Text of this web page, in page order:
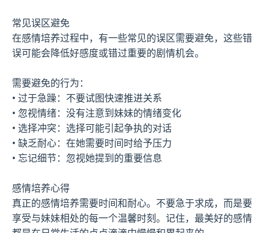
常见误区避免
在感情培养过程中，有一些常见的误区需要避免，这些错
误可能会降低好感度或错过重要的剧情机会。
需要避免的行为：
• 过于急躁：不要试图快速推进关系
• 忽视情绪：没有注意到妹妹的情绪变化
• 选择冲突：选择可能引起争执的对话
• 缺乏耐心：在她需要时间时给予压力
• 忘记细节：忽视她提到的重要信息
感情培养心得
真正的感情培养需要时间和耐心。不要急于求成，而是要
享受与妹妹相处的每一个温馨时刻。记住，最美好的感情